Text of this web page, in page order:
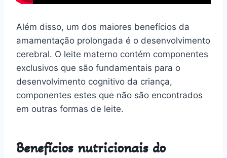
Além disso, um dos maiores benefícios da
amamentação prolongada é o desenvolvimento
cerebral. O leite materno contém componentes
exclusivos que são fundamentais para o
desenvolvimento cognitivo da criança,
componentes estes que não são encontrados
em outras formas de leite.
Benefícios nutricionais do